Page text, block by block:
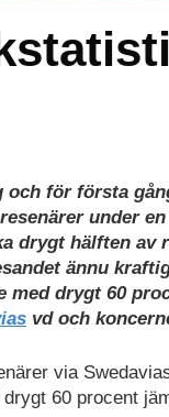
för första
under
drygt hälften av
ännu
drygt 60
vd och
via
60 procent